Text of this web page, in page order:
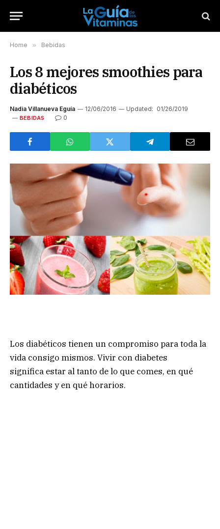
Home » Bebidas
Los 8 mejores smoothies para
diabéticos
Nadia Villanueva Eguía 12/06/2016 Updated: 01/26/2019
BEBIDAS 0
Los diabéticos tienen un compromiso para toda la
vida consigo mismos. Vivir con diabetes
significa estar al tanto de lo que comes, en qué
cantidades y en qué horarios.